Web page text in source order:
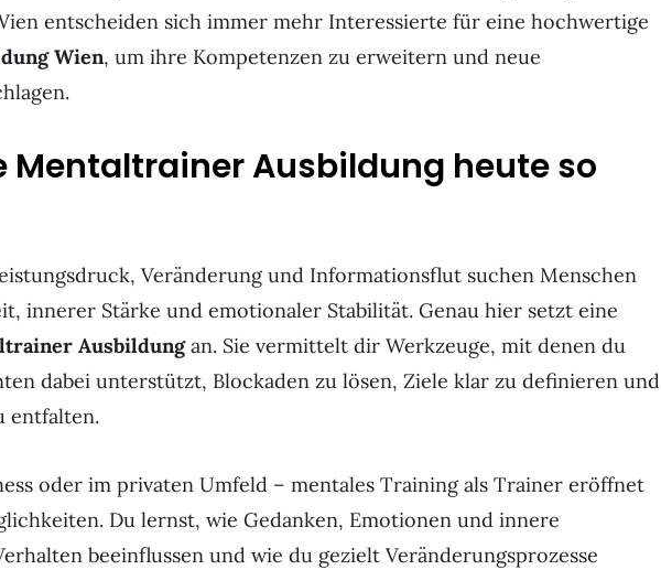
entscheiden sich immer mehr Interessierte für eine hochwertige
Wien, um ihre Kompetenzen zu erweitern und neue
Mentaltrainer Ausbildung heute so
Veränderung und Informationsflut suchen Menschen
innerer Stärke und emotionaler Stabilität. Genau hier setzt eine
Ausbildungan. Sie vermittelt dir Werkzeuge, mit denen du
dabei unterstützt, Blockaden zu lösen, Ziele klar zu definieren und
entfalten.
oder im privaten Umfeld – mentales Training als Trainer eröffnet
Du lernst, wie Gedanken, Emotionen und innere
beeinflussen und wie du gezielt Veränderungsprozesse